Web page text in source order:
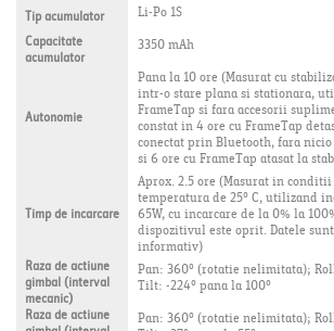
Tip acumulator Li-Po 1S
Capacitate
acumulator 3350 mAh
Autonomie
Pana la 10 ore (Masurat cu
intr-o stare plana si stationara,
FrameTap si fara accesorii
constat in 4 ore cu FrameTap
conectat prin Bluetooth, fara
si 6 ore cu FrameTap atasat la
Timp de incarcare
Aprox. 2.5 ore (Masurat in
temperatura de 25° C, utilizand
65W, cu incarcare de la 0% la
dispozitivul este oprit. Datele
informativ)
Raza de actiune
gimbal (interval
mecanic)
Pan: 360° (rotatie nelimitata);
Tilt: -224° pana la 100°
Raza de actiune Pan: 360° (rotatie nelimitata);